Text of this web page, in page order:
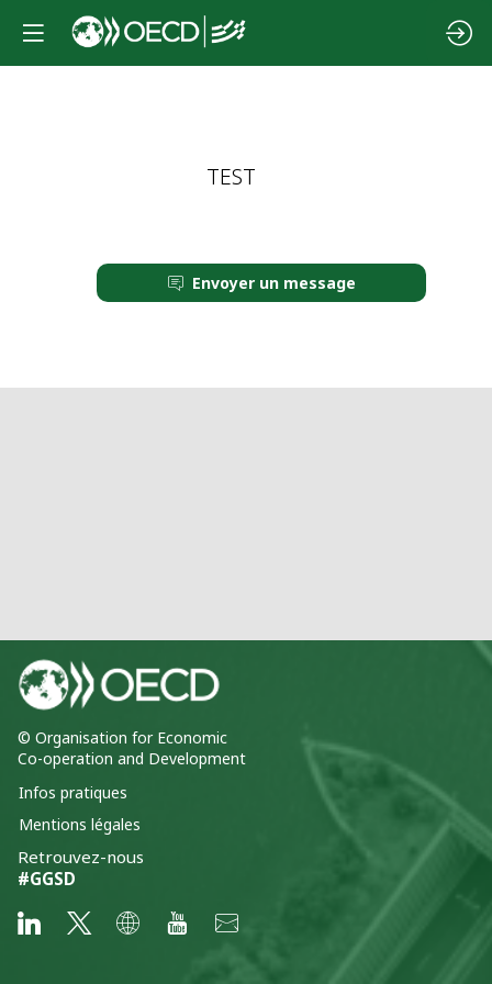
TEST
Envoyer un message
© Organisation for Economic
Co-operation and Development
Infos pratiques
Mentions légales
Retrouvez-nous
#GGSD